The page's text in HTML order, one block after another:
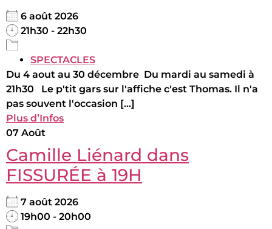
6 août 2026
21h30 - 22h30
SPECTACLES
Du 4 aout au 30 décembre Du mardi au samedi à
21h30 Le p'tit gars sur l'affiche c'est Thomas. Il n'a
pas souvent l'occasion [...]
Plus d’Infos
07 Août
Camille Liénard dans
FISSURÉE à 19H
7 août 2026
19h00 - 20h00